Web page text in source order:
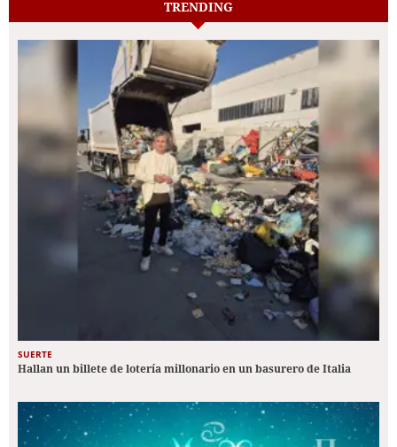
TRENDING
SUERTE
Hallan un billete de lotería millonario en un basurero de Italia